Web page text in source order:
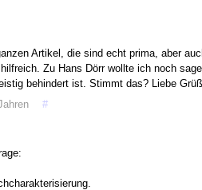
Artikel, die sind echt prima, aber
Zu Hans Dörr wollte ich noch
behindert ist. Stimmt das? Liebe
#